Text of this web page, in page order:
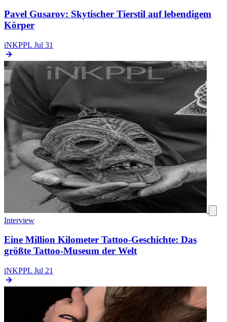
Pavel Gusarov: Skytischer Tierstil auf lebendigem
Körper
iNKPPL Jul 31
Interview
Eine Million Kilometer Tattoo-Geschichte: Das
größte Tattoo-Museum der Welt
iNKPPL Jul 21